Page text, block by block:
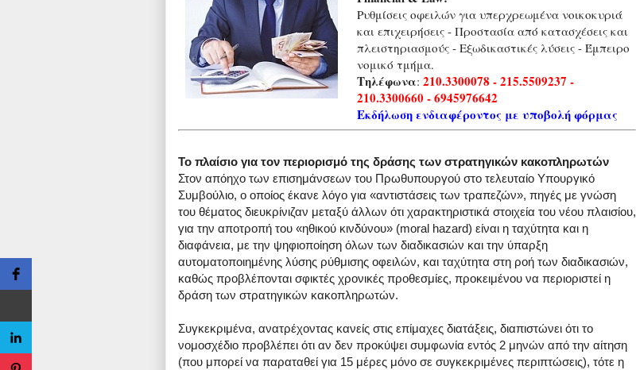
Ρυθμίσεις οφειλών για υπερχρεωμένα νοικοκυριά
και επιχειρήσεις - Προστασία από κατασχέσεις και
πλειστηριασμούς - Εξωδικαστικές λύσεις - Έμπειρο
νομικό τμήμα.
Τηλέφωνα: 210.3300078 - 215.5509237 -
210.3300660 - 6945976642
Εκδήλωση ενδιαφέροντος με υποβολή φόρμας
Το πλαίσιο για τον περιορισμό της δράσης των στρατηγικών κακοπληρωτών
Στον απόηχο των επισημάνσεων του Πρωθυπουργού στο τελευταίο Υπουργικό
Συμβούλιο, ο οποίος έκανε λόγο για «αντιστάσεις των τραπεζών», πηγές με γνώση
του θέματος διευκρίνιζαν μεταξύ άλλων ότι χαρακτηριστικά στοιχεία του νέου πλαισίου,
για την αποτροπή του «ηθικού κινδύνου» (moral hazard) είναι η ταχύτητα και η
διαφάνεια, με την ψηφιοποίηση όλων των διαδικασιών και την ύπαρξη
αυτοματοποιημένης λύσης ρύθμισης οφειλών, και ταχύτητα στη ροή των διαδικασιών,
καθώς προβλέπονται σφικτές χρονικές προθεσμίες, προκειμένου να περιοριστεί η
δράση των στρατηγικών κακοπληρωτών.
Συγκεκριμένα, ανατρέχοντας κανείς στις επίμαχες διατάξεις, διαπιστώνει ότι το
νομοσχέδιο προβλέπει ότι αν δεν προκύψει συμφωνία εντός 2 μηνών από την αίτηση
(που μπορεί να παραταθεί για 15 μέρες μόνο σε συγκεκριμένες περιπτώσεις), τότε η